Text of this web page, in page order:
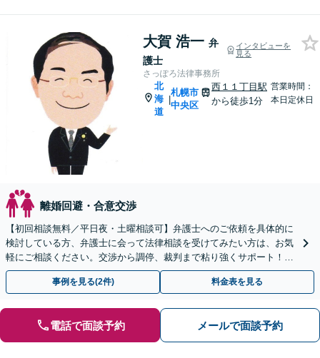
大賀 浩一 弁
護士
インタビューを
見る
さっぽろ法律事務所
北
海
道
|
札幌市
中央区
西１１丁目駅
から徒歩1分
営業時間：
本日定休日
離婚回避・合意交渉
【初回相談無料／平日夜・土曜相談可】弁護士へのご依頼を具体的に
検討している方、弁護士に会って法律相談を受けてみたい方は、お気
軽にご相談ください。交渉から調停、裁判まで粘り強くサポート！婚
姻費用や養育費、財産分与、慰謝料、親権、面会交流。
事例を見る(2件) 料金表を見る
電話で面談予約 メールで面談予約